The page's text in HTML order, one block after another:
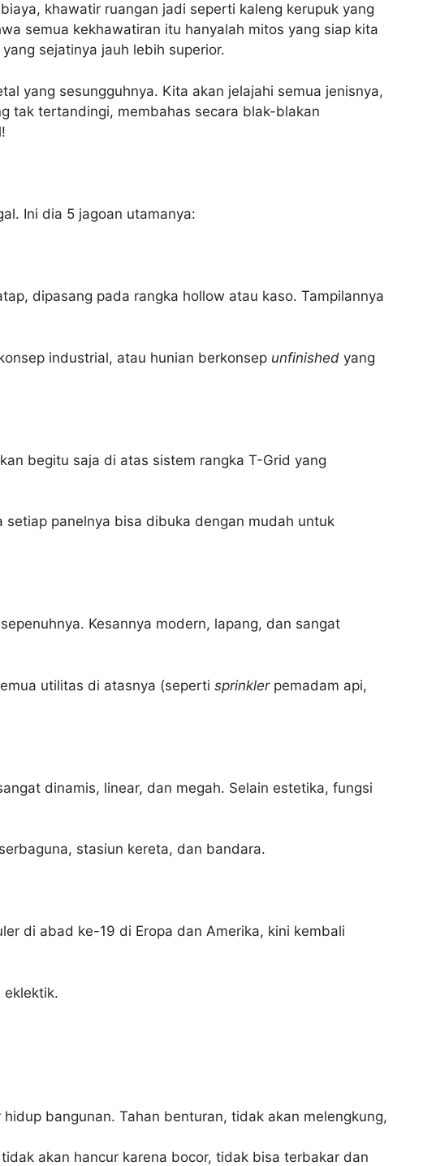
khawatir ruangan jadi seperti kaleng kerupuk yang
semua kekhawatiran itu hanyalah mitos yang siap kita
sejatinya jauh lebih superior.
yang sesungguhnya. Kita akan jelajahi semua jenisnya,
tak tertandingi, membahas secara blak-blakan
Ini dia 5 jagoan utamanya:
dipasang pada rangka hollow atau kaso. Tampilannya
industrial, atau hunian berkonsep unfinished yang
begitu saja di atas sistem rangka T-Grid yang
setiap panelnya bisa dibuka dengan mudah untuk
Kesannya modern, lapang, dan sangat
utilitas di atasnya (sepertisprinklerpemadam api,
dinamis, linear, dan megah. Selain estetika, fungsi
stasiun kereta, dan bandara.
di abad ke-19 di Eropa dan Amerika, kini kembali
eklektik.
bangunan. Tahan benturan, tidak akan melengkung,
akan hancur karena bocor, tidak bisa terbakar dan